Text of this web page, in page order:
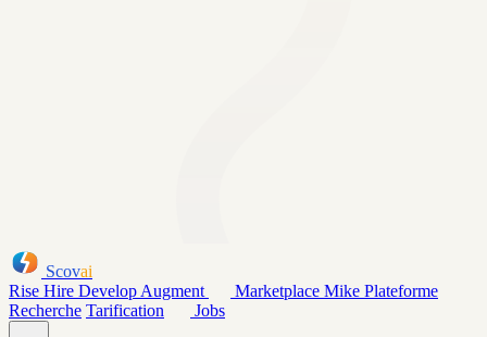
Scovai
Rise Hire Develop Augment Marketplace Mike Plateforme
Recherche Tarification Jobs